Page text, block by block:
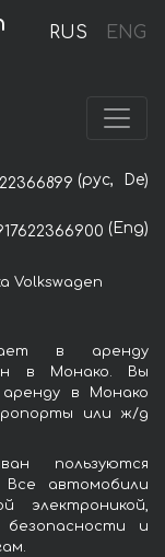
RUS ENG
(рус, De)
(Eng)
Volkswagen
в аренду
в Монако. Вы
в Монако
или ж/д
пользуются
автомобили
электроникой,
и